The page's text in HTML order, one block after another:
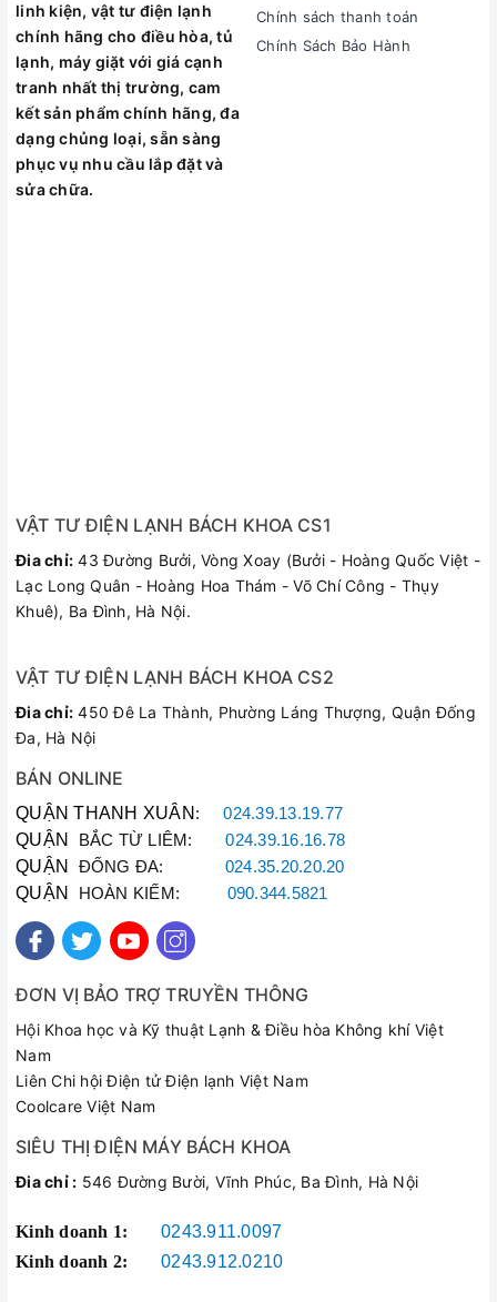
linh kiện, vật tư điện lạnh
chính hãng cho điều hòa, tủ
lạnh, máy giặt với giá cạnh
tranh nhất thị trường, cam
kết sản phẩm chính hãng, đa
dạng chủng loại, sẵn sàng
phục vụ nhu cầu lắp đặt và
sửa chữa.
Chính sách thanh toán
Chính Sách Bảo Hành
VẬT TƯ ĐIỆN LẠNH BÁCH KHOA CS1
Đia chỉ: 43 Đường Bưởi, Vòng Xoay (Bưởi - Hoàng Quốc Việt -
Lạc Long Quân - Hoàng Hoa Thám - Võ Chí Công - Thụy
Khuê), Ba Đình, Hà Nội.
VẬT TƯ ĐIỆN LẠNH BÁCH KHOA CS2
Đia chỉ: 450 Đê La Thành, Phường Láng Thượng, Quận Đống
Đa, Hà Nội
BÁN ONLINE
QUẬN THANH XUÂN :024.39.13.19.77
QUẬN BẮC TỪ LIÊM:024.39.16.16.78
QUẬN ĐỐNG ĐA: 024.35.20.20.20
QUẬN HOÀN KIẾM: 090.344.5821
ĐƠN VỊ BẢO TRỢ TRUYỀN THÔNG
Hội Khoa học và Kỹ thuật Lạnh & Điều hòa Không khí Việt
Nam
Liên Chi hội Điện tử Điện lạnh Việt Nam
Coolcare Việt Nam
SIÊU THỊ ĐIỆN MÁY BÁCH KHOA
Đia chỉ : 546 Đường Bười, Vĩnh Phúc, Ba Đình, Hà Nội
Kinh doanh 1:
0243.911.0097
Kinh doanh 2:
0243.912.0210